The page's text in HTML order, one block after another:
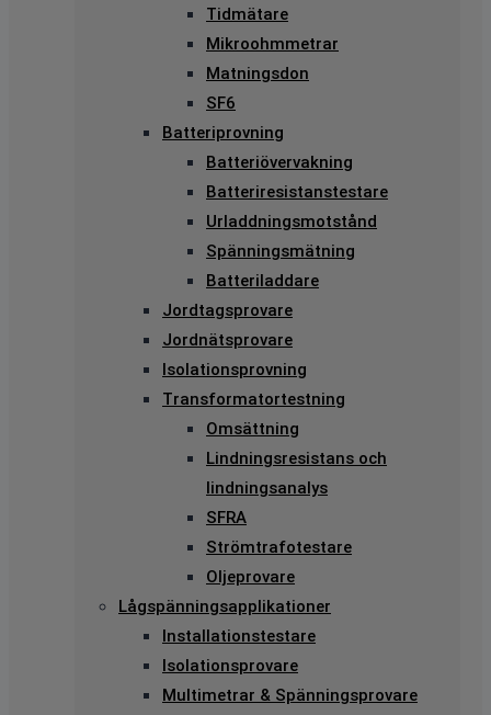
Tidmätare
Mikroohmmetrar
Matningsdon
SF6
Batteriprovning
Batteriövervakning
Batteriresistanstestare
Urladdningsmotstånd
Spänningsmätning
Batteriladdare
Jordtagsprovare
Jordnätsprovare
Isolationsprovning
Transformatortestning
Omsättning
Lindningsresistans och
lindningsanalys
SFRA
Strömtrafotestare
Oljeprovare
Lågspänningsapplikationer
Installationstestare
Isolationsprovare
Multimetrar & Spänningsprovare